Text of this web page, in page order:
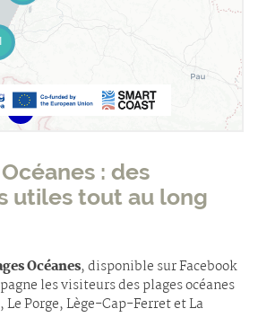
: des
utiles tout au long
Océanes, disponible sur Facebook
les visiteurs des plages océanes
Le Porge, Lège-Cap-Ferret et La